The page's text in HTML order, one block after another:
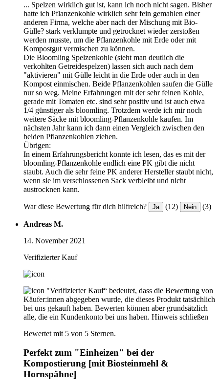
... Spelzen wirklich gut ist, kann ich noch nicht sagen. Bisher
hatte ich Pflanzenkohle wirklich sehr fein gemahlen einer
anderen Firma, welche aber nach der Mischung mit Bio-
Gülle? stark verklumpte und getrocknet wieder zerstoßen
werden musste, um die Pflanzenkohle mit Erde oder mit
Kompostgut vermischen zu können.
Die Bloomling Spelzenkohle (sieht man deutlich die
verkohlten Getreidespelzen) lassen sich auch nach dem
"aktivieren" mit Gülle leicht in die Erde oder auch in den
Kompost einmischen. Beide Pflanzenkohlen saufen die Gülle
nur so weg. Meine Erfahrungen mit der sehr feinen Kohle,
gerade mit Tomaten etc. sind sehr positiv und ist auch etwa
1/4 günstiger als bloomling. Trotzdem werde ich mir noch
weitere Säcke mit bloomling-Pflanzenkohle kaufen. Im
nächsten Jahr kann ich dann einen Vergleich zwischen den
beiden Pflanzenkohlen ziehen.
Übrigen:
In einem Erfahrungsbericht konnte ich lesen, das es mit der
bloomling-Pflanzenkohle endlich eine PK gibt die nicht
staubt. Auch die sehr feine PK anderer Hersteller staubt nicht,
wenn sie im verschlossenen Sack verbleibt und nicht
austrocknen kann.
War diese Bewertung für dich hilfreich? Ja (12) Nein (3)
Andreas M.
14. November 2021
Verifizierter Kauf
"Verifizierter Kauf“ bedeutet, dass die Bewertung von
Käufer:innen abgegeben wurde, die dieses Produkt tatsächlich
bei uns gekauft haben. Bewerten können aber grundsätzlich
alle, die ein Kundenkonto bei uns haben. Hinweis schließen
Bewertet mit 5 von 5 Sternen.
Perfekt zum "Einheizen" bei der
Kompostierung [mit Biosteinmehl &
Hornspähne]